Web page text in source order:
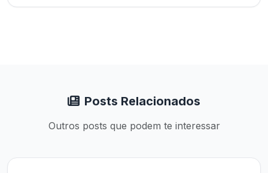
Posts Relacionados
Outros posts que podem te interessar